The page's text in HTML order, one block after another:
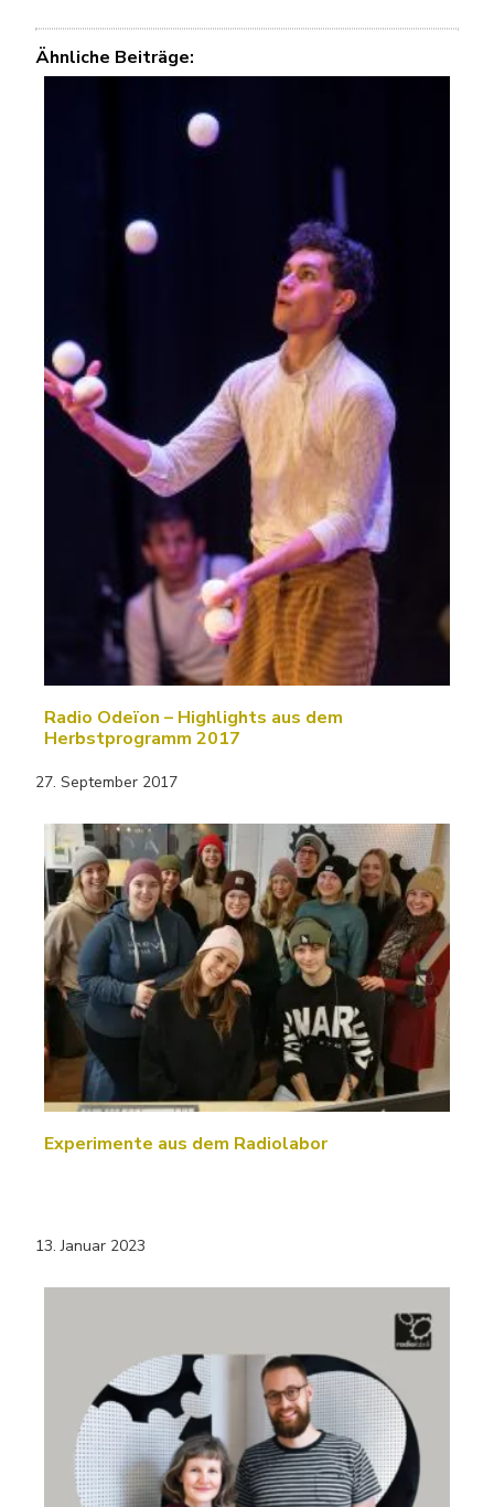
Ähnliche Beiträge:
Radio Odeïon – Highlights aus dem
Herbstprogramm 2017
27. September 2017
Experimente aus dem Radiolabor
13. Januar 2023